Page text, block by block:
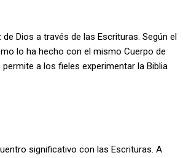
Dios a través de las Escrituras. Según el
lo ha hecho con el mismo Cuerpo de
a los fieles experimentar la Biblia
significativo con las Escrituras. A